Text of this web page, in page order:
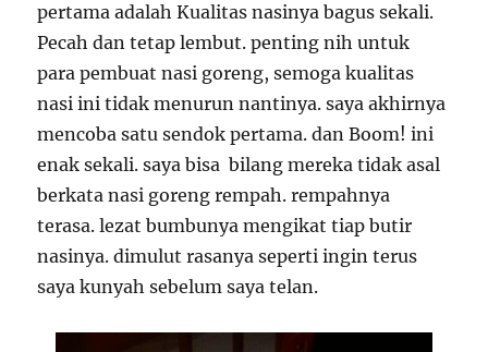
pertama adalah Kualitas nasinya bagus sekali.
Pecah dan tetap lembut. penting nih untuk
para pembuat nasi goreng, semoga kualitas
nasi ini tidak menurun nantinya. saya akhirnya
mencoba satu sendok pertama. dan Boom! ini
enak sekali. saya bisa bilang mereka tidak asal
berkata nasi goreng rempah. rempahnya
terasa. lezat bumbunya mengikat tiap butir
nasinya. dimulut rasanya seperti ingin terus
saya kunyah sebelum saya telan.